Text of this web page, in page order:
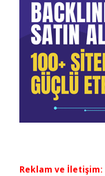
Reklam ve İletişim: